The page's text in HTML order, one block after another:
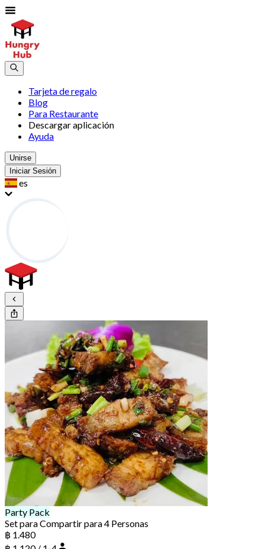
Tarjeta de regalo
Blog
Para Restaurante
Descargar aplicación
Ayuda
Unirse
Iniciar Sesión
es
Party Pack
Set para Compartir para 4 Personas
฿ 1.480